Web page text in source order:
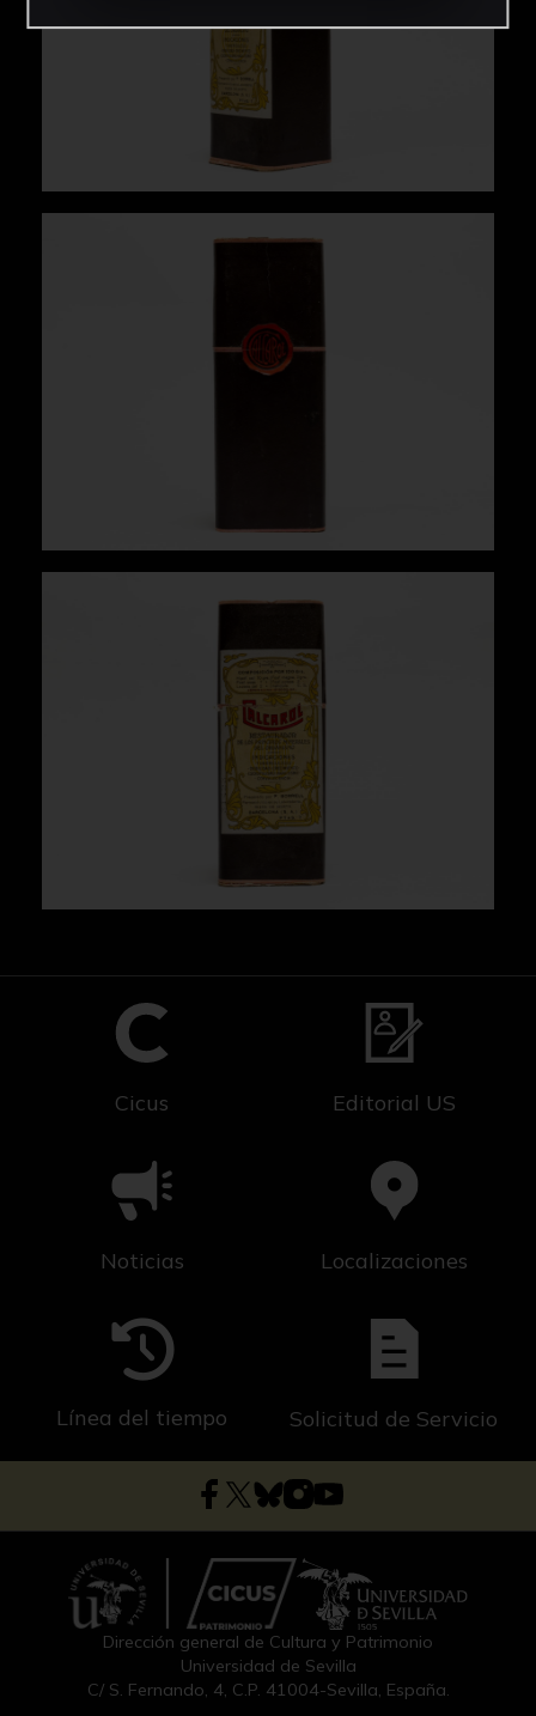
Cicus Editorial US
Noticias Localizaciones
Línea del tiempo Solicitud de Servicio
Dirección general de Cultura y Patrimonio
Universidad de Sevilla
C/ S. Fernando, 4, C.P. 41004-Sevilla, España.